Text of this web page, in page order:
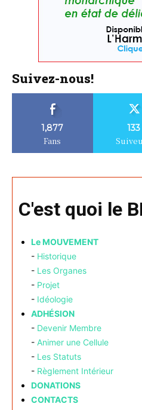
Suivez-nous!
1,877
Fans
133
C'est quoi le
Le MOUVEMENT
- Historique
- Les Organes
- Projet
- Idéologie
ADHÉSION
- Devenir Membre
- Animer une Cellule
- Les Statuts
- Règlement Intérieur
DONATIONS
CONTACTS